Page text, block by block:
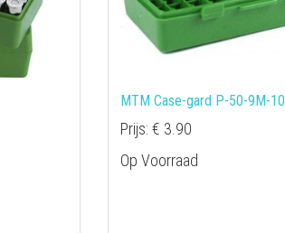
MTM Case-gard P-50-9M-10
Prijs: € 3.90
Op Voorraad